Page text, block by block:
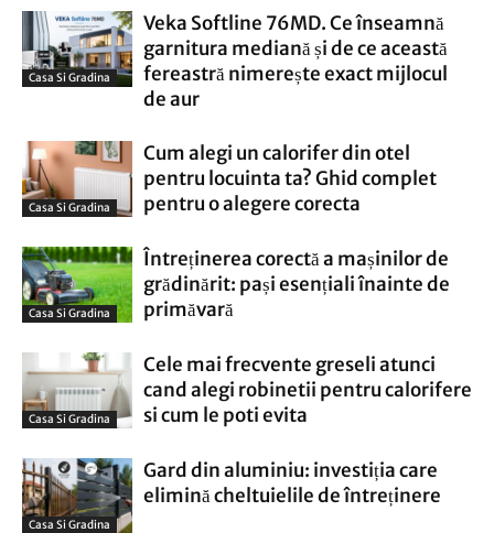
Casa Si Gradina
Veka Softline 76MD. Ce înseamnă
garnitura mediană și de ce această
fereastră nimerește exact mijlocul
de aur
Casa Si Gradina
Cum alegi un calorifer din otel
pentru locuinta ta? Ghid complet
pentru o alegere corecta
Casa Si Gradina
Întreținerea corectă a mașinilor de
grădinărit: pași esențiali înainte de
primăvară
Casa Si Gradina
Cele mai frecvente greseli atunci
cand alegi robinetii pentru calorifere
si cum le poti evita
Casa Si Gradina
Gard din aluminiu: investiția care
elimină cheltuielile de întreținere